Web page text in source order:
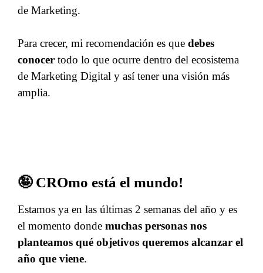
de Marketing.
Para crecer, mi recomendación es que debes
conocer todo lo que ocurre dentro del ecosistema
de Marketing Digital y así tener una visión más
amplia.
🤪 CROmo está el mundo!
Estamos ya en las últimas 2 semanas del año y es
el momento donde muchas personas nos
planteamos qué objetivos queremos alcanzar el
año que viene.